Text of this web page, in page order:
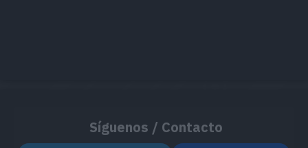
Síguenos / Contacto